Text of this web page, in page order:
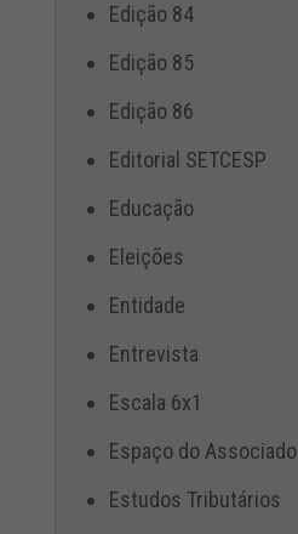
Edição 84
Edição 85
Edição 86
Editorial SETCESP
Educação
Eleições
Entidade
Entrevista
Escala 6x1
Espaço do Associado
Estudos Tributários